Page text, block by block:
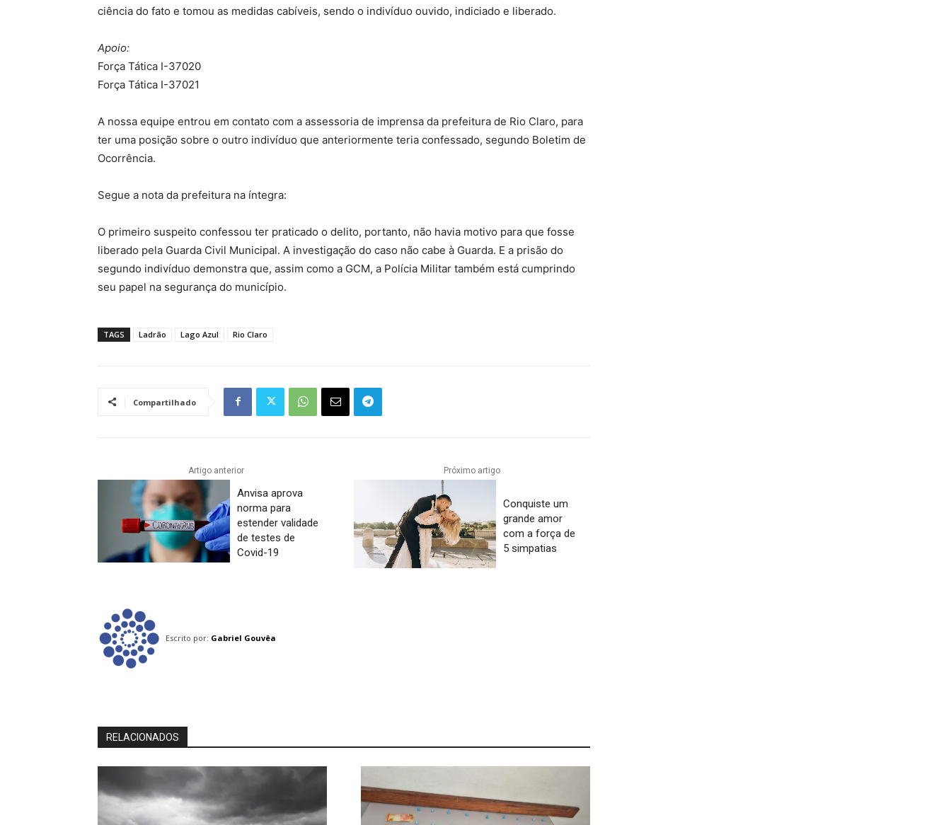
ciência do fato e tomou as medidas cabíveis, sendo o indivíduo ouvido, indiciado e liberado.
Apoio:
Força Tática I-37020
Força Tática I-37021
A nossa equipe entrou em contato com a assessoria de imprensa da prefeitura de Rio Claro, para
ter uma posição sobre o outro indivíduo que anteriormente teria confessado, segundo Boletim de
Ocorrência.
Segue a nota da prefeitura na íntegra:
O primeiro suspeito confessou ter praticado o delito, portanto, não havia motivo para que fosse
liberado pela Guarda Civil Municipal. A investigação do caso não cabe à Guarda. E a prisão do
segundo indivíduo demonstra que, assim como a GCM, a Polícia Militar também está cumprindo
seu papel na segurança do município.
TAGS Ladrão Lago Azul Rio Claro
Compartilhado
Artigo anterior
Anvisa aprova
norma para
estender validade
de testes de
Covid-19
Próximo artigo
Conquiste um
grande amor
com a força de
5 simpatias
Escrito por: Gabriel Gouvêa
RELACIONADOS